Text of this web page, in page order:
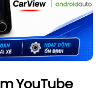
YouTube